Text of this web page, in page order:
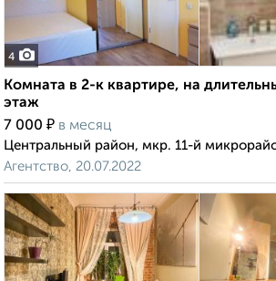
4
Комната в 2-к квартире, на
этаж
7 000 ₽ в месяц
Центральный район, мкр. 11-й
Агентство, 20.07.2022